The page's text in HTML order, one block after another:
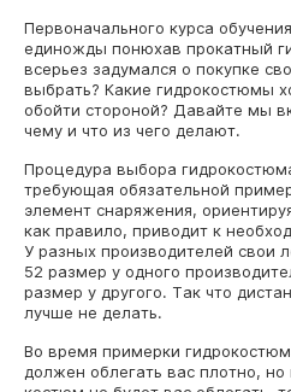
Первоначального курса
единожды понюхав прокатный
всерьез задумался о покупке
выбрать? Какие гидрокостюмы
обойти стороной? Давайте мы
чему и что из чего делают.
Процедура выбора
требующая обязательной
элемент снаряжения,
как правило, приводит к
У разных производителей свои
52 размер у одного
размер у другого. Так что
лучше не делать.
Во время примерки
должен облегать вас плотно, но